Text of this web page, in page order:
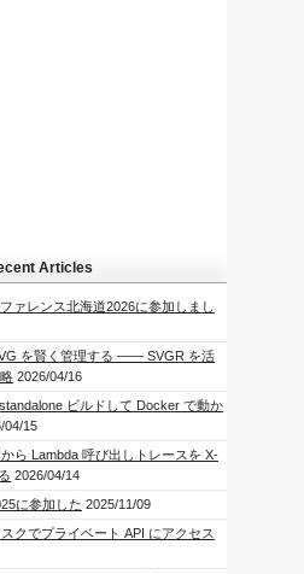
Articles
ァレンス北海道2026に参加しまし
を賢く管理する —— SVGR を活
2026/04/16
ビルドして Docker で動か
04/15
ら Lambda 呼び出しトレースを X-
2026/04/14
に参加した 2025/11/09
クでプライベート API にアクセス